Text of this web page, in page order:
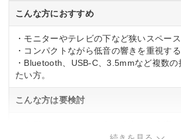
1kg
こんな方におすすめ
・モニターやテレビの下など狭いスペー
・コンパクトながら低音の響きを重視する
・Bluetooth、USB-C、3.5mmなど複数
たい方。
こんな方は要検討